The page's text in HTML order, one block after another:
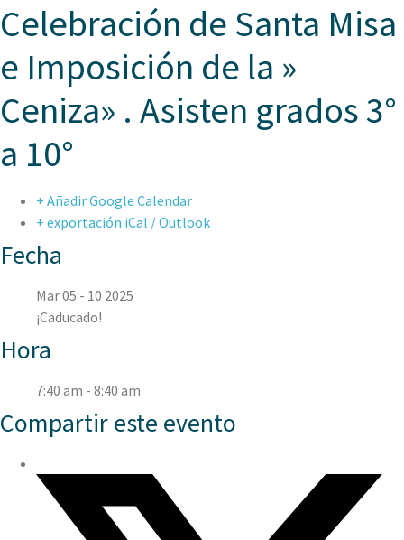
Celebración de Santa Misa
e Imposición de la »
Ceniza» . Asisten grados 3°
a 10°
+ Añadir Google Calendar
+ exportación iCal / Outlook
Fecha
Mar 05 - 10 2025
¡Caducado!
Hora
7:40 am - 8:40 am
Compartir este evento